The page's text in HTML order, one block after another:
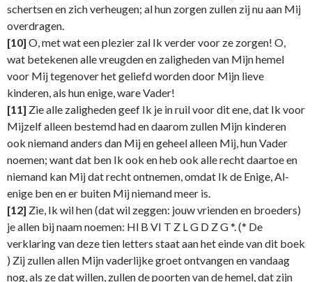
schertsen en zich verheugen; al hun zorgen zullen zij nu aan Mij
overdragen.
[10] O, met wat een plezier zal Ik verder voor ze zorgen! O,
wat betekenen alle vreugden en zaligheden van Mijn hemel
voor Mij tegenover het geliefd worden door Mijn lieve
kinderen, als hun enige, ware Vader!
[11] Zie alle zaligheden geef Ik je in ruil voor dit ene, dat Ik voor
Mijzelf alleen bestemd had en daarom zullen Mijn kinderen
ook niemand anders dan Mij en geheel alleen Mij, hun Vader
noemen; want dat ben Ik ook en heb ook alle recht daartoe en
niemand kan Mij dat recht ontnemen, omdat Ik de Enige, Al-
enige ben en er buiten Mij niemand meer is.
[12] Zie, Ik wil hen (dat wil zeggen: jouw vrienden en broeders)
je allen bij naam noemen: Hl B VI T Z L G D Z G *. (* De
verklaring van deze tien letters staat aan het einde van dit boek
) Zij zullen allen Mijn vaderlijke groet ontvangen en vandaag
nog, als ze dat willen, zullen de poorten van de hemel, dat zijn